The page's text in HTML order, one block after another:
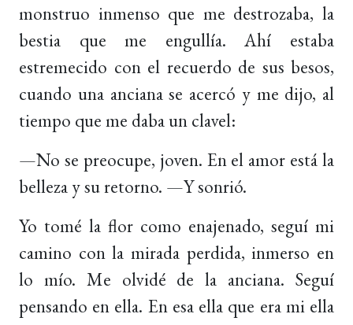
monstruo inmenso que me destrozaba, la
bestia que me engullía. Ahí estaba
estremecido con el recuerdo de sus besos,
cuando una anciana se acercó y me dijo, al
tiempo que me daba un clavel:
—No se preocupe, joven. En el amor está la
belleza y su retorno. —Y sonrió.
Yo tomé la flor como enajenado, seguí mi
camino con la mirada perdida, inmerso en
lo mío. Me olvidé de la anciana. Seguí
pensando en ella. En esa ella que era mi ella